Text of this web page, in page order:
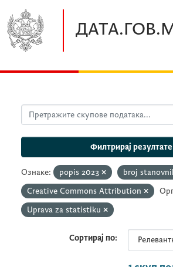
Филтрирај резултате
Ознаке: popis 2023 broj
Creative Commons Attribution
Uprava za statistiku
Сортирај по